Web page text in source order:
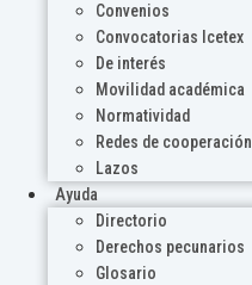
Convenios
Convocatorias Icetex
De interés
Movilidad académica
Normatividad
Redes de cooperación
Lazos
Ayuda
Directorio
Derechos pecunarios
Glosario